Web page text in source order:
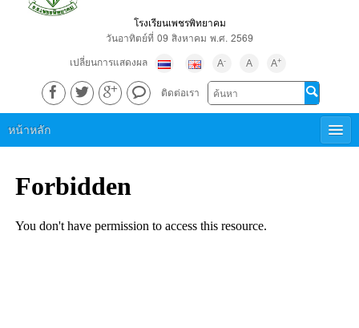
โรงเรียนเพชรพิทยาคม
วันอาทิตย์ที่ 09 สิงหาคม พ.ศ. 2569
เปลี่ยนการแสดงผล
A- A A+
ติดต่อเรา
หน้าหลัก